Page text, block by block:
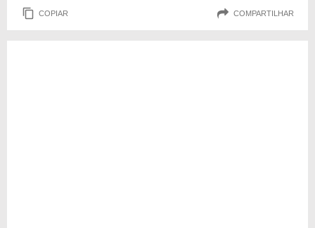
COPIAR COMPARTILHAR